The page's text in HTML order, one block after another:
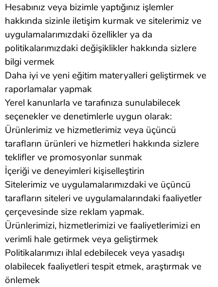
Hesabınız veya bizimle yaptığınız işlemler
hakkında sizinle iletişim kurmak ve sitelerimiz ve
uygulamalarımızdaki özellikler ya da
politikalarımızdaki değişiklikler hakkında sizlere
bilgi vermek
Daha iyi ve yeni eğitim materyalleri geliştirmek ve
raporlamalar yapmak
Yerel kanunlarla ve tarafınıza sunulabilecek
seçenekler ve denetimlerle uygun olarak:
Ürünlerimiz ve hizmetlerimiz veya üçüncü
tarafların ürünleri ve hizmetleri hakkında sizlere
teklifler ve promosyonlar sunmak
İçeriği ve deneyimleri kişiselleştirin
Sitelerimiz ve uygulamalarımızdaki ve üçüncü
tarafların siteleri ve uygulamalarındaki faaliyetler
çerçevesinde size reklam yapmak.
Ürünlerimizi, hizmetlerimizi ve faaliyetlerimizi en
verimli hale getirmek veya geliştirmek
Politikalarımızı ihlal edebilecek veya yasadışı
olabilecek faaliyetleri tespit etmek, araştırmak ve
önlemek